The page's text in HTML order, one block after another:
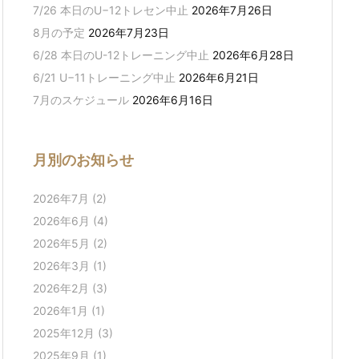
7/26 本日のU−12トレセン中止 2026年7月26日
8月の予定 2026年7月23日
6/28 本日のU-12トレーニング中止 2026年6月28日
6/21 U−11トレーニング中止 2026年6月21日
7月のスケジュール 2026年6月16日
月別のお知らせ
2026年7月 (2)
2026年6月 (4)
2026年5月 (2)
2026年3月 (1)
2026年2月 (3)
2026年1月 (1)
2025年12月 (3)
2025年9月 (1)